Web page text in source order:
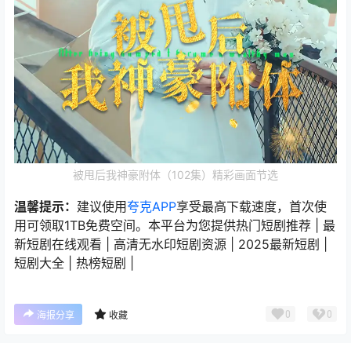
被甩后我神豪附体（102集）精彩画面节选
温馨提示： 建议使用夸克APP享受最高下载速度，首次使
用可领取1TB免费空间。本平台为您提供热门短剧推荐 | 最
新短剧在线观看 | 高清无水印短剧资源 | 2025最新短剧 |
短剧大全 | 热榜短剧 |
海报分享 收藏 0 0